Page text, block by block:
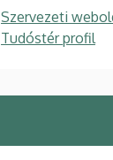
Szervezeti
Tudóstér profil